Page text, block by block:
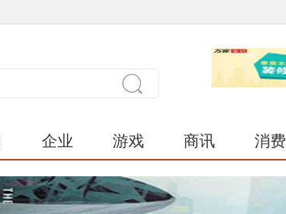
企业 游戏 商讯 消费